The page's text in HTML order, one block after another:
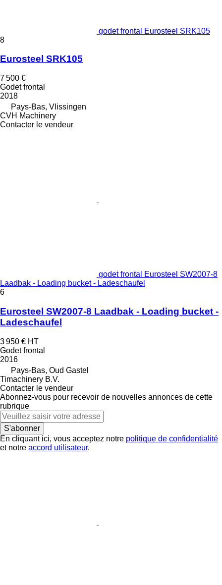
godet frontal Eurosteel SRK105
8
Eurosteel SRK105
7 500 €
Godet frontal
2018
Pays-Bas, Vlissingen
CVH Machinery
Contacter le vendeur
godet frontal Eurosteel SW2007-8
Laadbak - Loading bucket - Ladeschaufel
6
Eurosteel SW2007-8 Laadbak - Loading bucket -
Ladeschaufel
3 950 € HT
Godet frontal
2016
Pays-Bas, Oud Gastel
Timachinery B.V.
Contacter le vendeur
Abonnez-vous pour recevoir de nouvelles annonces de cette
rubrique
S'abonner
En cliquant ici, vous acceptez notre politique de confidentialité
et notre accord utilisateur.